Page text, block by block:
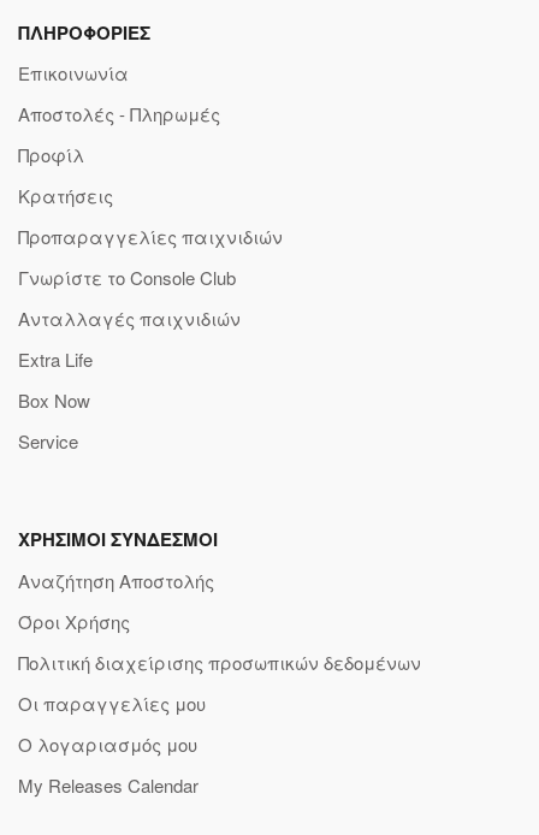
ΠΛΗΡΟΦΟΡΙΕΣ
Επικοινωνία
Αποστολές - Πληρωμές
Προφίλ
Κρατήσεις
Προπαραγγελίες παιχνιδιών
Γνωρίστε το Console Club
Ανταλλαγές παιχνιδιών
Extra Life
Box Now
Service
ΧΡΗΣΙΜΟΙ ΣΥΝΔΕΣΜΟΙ
Αναζήτηση Αποστολής
Όροι Χρήσης
Πολιτική διαχείρισης προσωπικών δεδομένων
Οι παραγγελίες μου
Ο λογαριασμός μου
My Releases Calendar